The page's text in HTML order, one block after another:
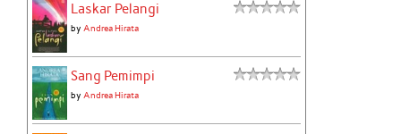
Laskar Pelangi
byAndrea Hirata
Sang Pemimpi
byAndrea Hirata